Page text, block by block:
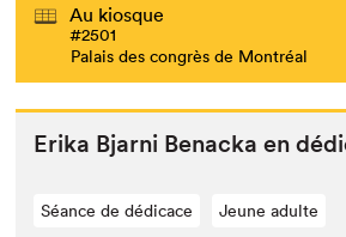
Au kiosque
#2501
Palais des congrès de Montréal
Eri­ka Bjarni Benac­ka en
Séance de dédicace Jeune adulte